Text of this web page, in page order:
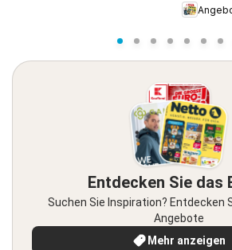
Entdecken Sie das
Suchen Sie Inspiration? Entdecken
Angebote
Mehr anzeigen